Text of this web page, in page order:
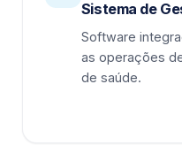
Sistema de
Software
as operações
de saúde.